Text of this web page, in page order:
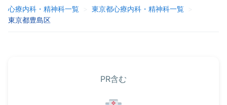
心療内科・精神科一覧 東京都心療内科・精神科一覧
東京都豊島区
PR含む